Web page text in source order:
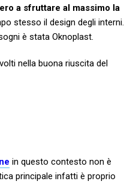
a sfruttare al massimo la
stesso il design degli interni.
è stata Oknoplast.
nella buona riuscita del
in questo contesto non è
principale infatti è proprio